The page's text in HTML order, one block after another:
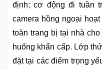
định; cơ động đi tuần
camera hồng ngoại
toàn trang bị tại nhà
huống khẩn cấp. Lớp
đặt tại các điểm trọng